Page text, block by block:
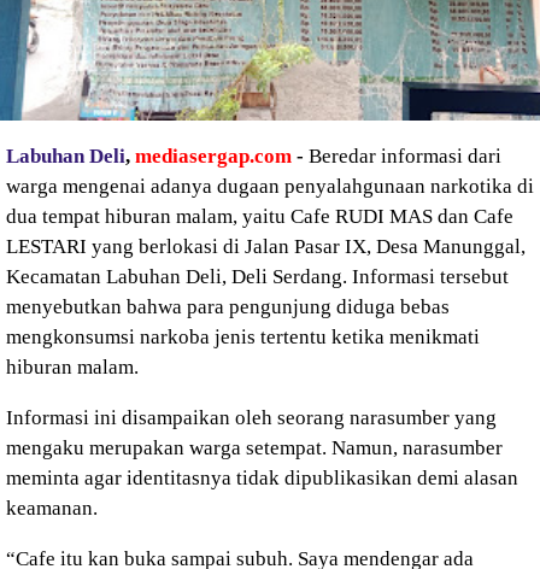
Labuhan Deli, mediasergap.com - Beredar informasi dari
warga mengenai adanya dugaan penyalahgunaan narkotika di
dua tempat hiburan malam, yaitu Cafe RUDI MAS dan Cafe
LESTARI yang berlokasi di Jalan Pasar IX, Desa Manunggal,
Kecamatan Labuhan Deli, Deli Serdang. Informasi tersebut
menyebutkan bahwa para pengunjung diduga bebas
mengkonsumsi narkoba jenis tertentu ketika menikmati
hiburan malam.
Informasi ini disampaikan oleh seorang narasumber yang
mengaku merupakan warga setempat. Namun, narasumber
meminta agar identitasnya tidak dipublikasikan demi alasan
keamanan.
“Cafe itu kan buka sampai subuh. Saya mendengar ada